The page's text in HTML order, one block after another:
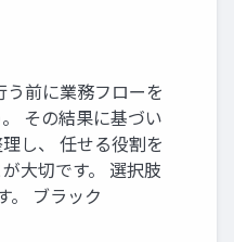
う前に業務フローを
その結果に基づい
し、 任せる役割を
⼤切です。 選択肢
。 ブラック